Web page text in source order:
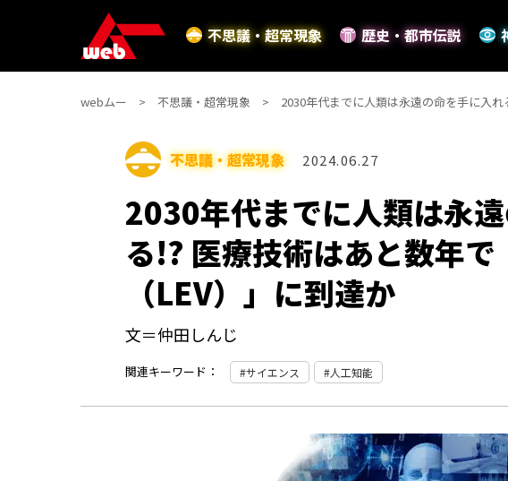
不思議・超常現象 歴史・都市伝説
webムー 不思議・超常現象 2030年代までに人類は永遠の命を手に入
不思議・超常現象 2024.06.27
2030年代までに人類は永
る!? 医療技術はあと数年
（LEV）」に到達か
文＝仲田しんじ
関連キーワード： サイエンス 人工知能